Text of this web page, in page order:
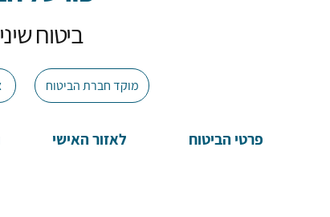
ביטוח
מוקד חברת הביטוח
פרטי הביטוח לאזור האישי